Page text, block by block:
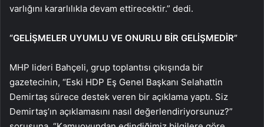
varlığını kararlılıkla devam ettirecektir.” dedi.
“GELİŞMELER UYUMLU VE ONURLU BİR GELİŞMEDİR”
MHP lideri Bahçeli, grup toplantısı çıkışında bir
gazetecinin, “Eski HDP Eş Genel Başkanı Selahattin
Demirtaş sürece destek veren bir açıklama yaptı. Siz
Demirtaş’ın açıklamasını nasıl değerlendiriyorsunuz?”